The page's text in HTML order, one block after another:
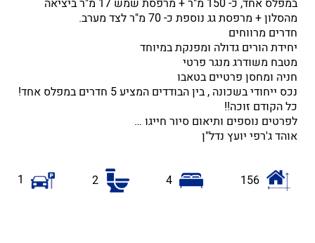
במפלס אחד, כ- 150 מ"ר + מרפסת שמש 17 מ"ר ביציאה
מהסלון + מרפסת גג נוספת כ- 70 מ"ר לצד מערב.
חדרים מרווחים
יחידת הורים גדולה ומפנקת במיוחד
מטבח משודרג מנגר פרטי
חניה ומחסן פרטיים בטאבו
נכס ייחודי בשכונה , בין הבודדים המציע 5 חדרים במפלס אחד!
כל הקודם זוכה!!
לפרטים נוספים ותיאום סיור חייגו …
אוהד ג'רפי יועץ נדל"ן
156
4
2
1